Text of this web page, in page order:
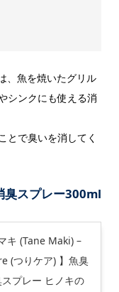
、魚を焼いたグリル
シンクにも使える消
とで臭いを消してく
臭スプレー300ml
キ (Tane Maki) –
(つりケア) 】魚臭
プレー ヒノキの